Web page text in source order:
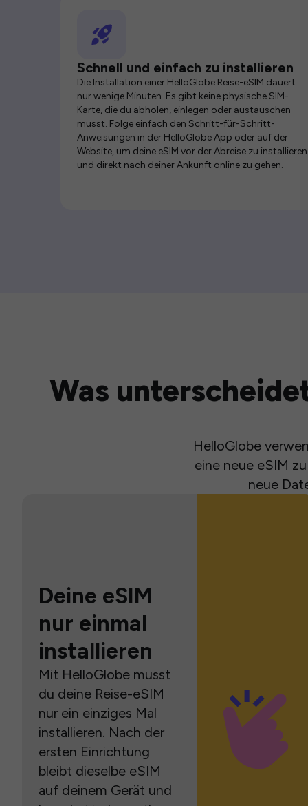
Schnell und einfach zu installieren
Die Installation einer HelloGlobe Reise-eSIM dauert
nur wenige Minuten. Es gibt keine physische SIM-
Karte, die du abholen, einlegen oder austauschen
musst. Folge einfach den Schritt-für-Schritt-
Anweisungen in der HelloGlobe App oder auf der
Website, um deine eSIM vor der Abreise zu installieren
und direkt nach deiner Ankunft online zu gehen.
Was
HelloGlobe
eine neue eSIM
neue
Deine eSIM
nur einmal
installieren
Mit HelloGlobe musst
du deine Reise-eSIM
nur ein einziges Mal
installieren. Nach der
ersten Einrichtung
bleibt dieselbe eSIM
auf deinem Gerät und